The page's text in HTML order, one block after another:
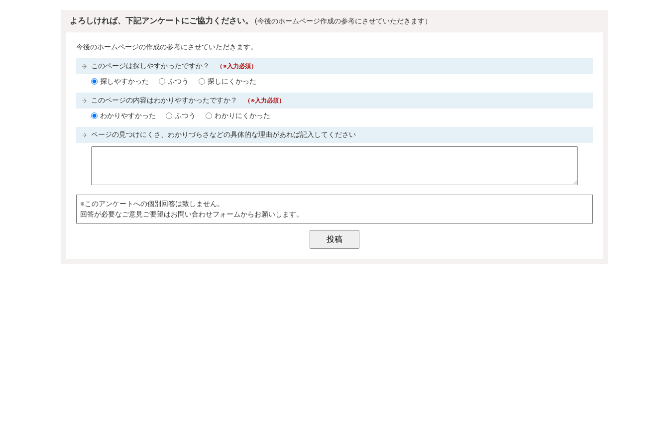
よろしければ、下記アンケートにご協力ください。 (今後のホームページ作成の参考にさせていただきます）
今後のホームページの作成の参考にさせていただきます。
このページは探しやすかったですか？ （※入力必須）
探しやすかった ふつう 探しにくかった
このページの内容はわかりやすかったですか？ （※入力必須）
わかりやすかった ふつう わかりにくかった
ページの見つけにくさ、わかりづらさなどの具体的な理由があれば記入してください
※このアンケートへの個別回答は致しません。
回答が必要なご意見ご要望はお問い合わせフォームからお願いします。